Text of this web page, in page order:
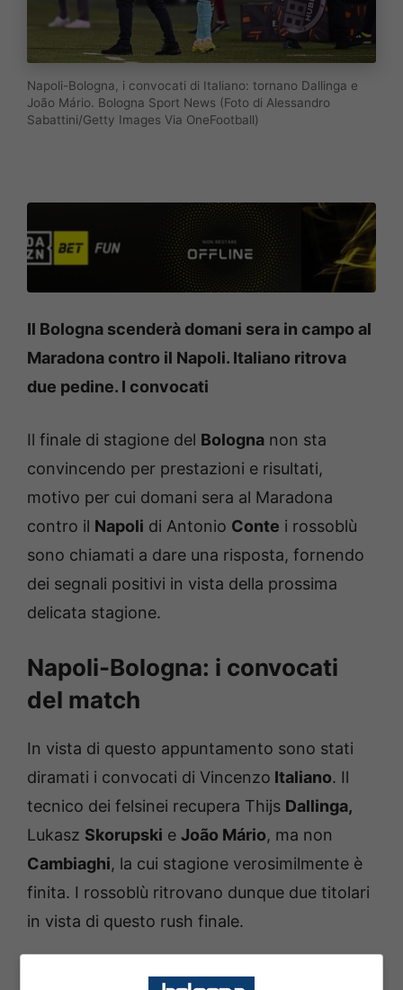
Napoli-Bologna, i convocati di Italiano: tornano Dallinga e
João Mário. Bologna Sport News (Foto di Alessandro
Sabattini/Getty Images Via OneFootball)
Il Bologna scenderà domani sera in campo al
Maradona contro il Napoli. Italiano ritrova
due pedine. I convocati
Il finale di stagione del Bologna non sta
convincendo per prestazioni e risultati,
motivo per cui domani sera al Maradona
contro il Napoli di Antonio Conte i rossoblù
sono chiamati a dare una risposta, fornendo
dei segnali positivi in vista della prossima
delicata stagione.
Napoli-Bologna: i convocati
del match
In vista di questo appuntamento sono stati
diramati i convocati di Vincenzo Italiano. Il
tecnico dei felsinei recupera Thijs Dallinga,
Lukasz Skorupski e João Mário, ma non
Cambiaghi, la cui stagione verosimilmente è
finita. I rossoblù ritrovano dunque due titolari
in vista di questo rush finale.
Andiamo a riportare di seguito l’elenco